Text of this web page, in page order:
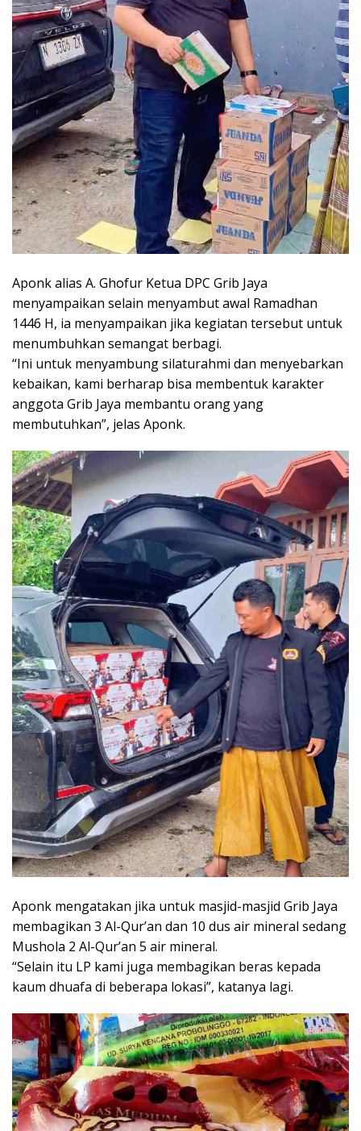
Aponk alias A. Ghofur Ketua DPC Grib Jaya
menyampaikan selain menyambut awal Ramadhan
1446 H, ia menyampaikan jika kegiatan tersebut untuk
menumbuhkan semangat berbagi.
“Ini untuk menyambung silaturahmi dan menyebarkan
kebaikan, kami berharap bisa membentuk karakter
anggota Grib Jaya membantu orang yang
membutuhkan”, jelas Aponk.
Aponk mengatakan jika untuk masjid-masjid Grib Jaya
membagikan 3 Al-Qur’an dan 10 dus air mineral sedang
Mushola 2 Al-Qur’an 5 air mineral.
“Selain itu LP kami juga membagikan beras kepada
kaum dhuafa di beberapa lokasi”, katanya lagi.